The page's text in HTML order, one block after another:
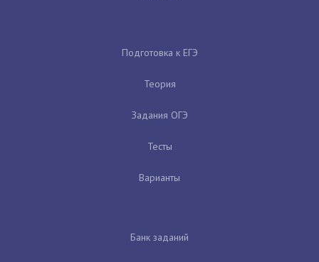
Подготовка к ЕГЭ
Теория
Задания ОГЭ
Тесты
Варианты
Банк заданий